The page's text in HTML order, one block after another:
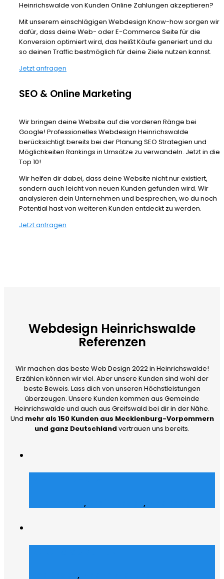
Heinrichswalde von Kunden Online Zahlungen akzeptieren?
Mit unserem einschlägigen Webdesign Know-how sorgen wir
dafür, dass deine Web- oder E-Commerce Seite für die
Konversion optimiert wird, das heißt Käufe generiert und du
so deinen Traffic bestmöglich für deine Ziele nutzen kannst.
Jetzt anfragen
SEO & Online Marketing
Wir bringen deine Website auf die vorderen Ränge bei
Google! Professionelles Webdesign Heinrichswalde
berücksichtigt bereits bei der Planung SEO Strategien und
Möglichkeiten Rankings in Umsätze zu verwandeln. Jetzt in die
Top 10!
Wir helfen dir dabei, dass deine Website nicht nur existiert,
sondern auch leicht von neuen Kunden gefunden wird. Wir
analysieren dein Unternehmen und besprechen, wo du noch
Potential hast von weiteren Kunden entdeckt zu werden.
Jetzt anfragen
Webdesign Heinrichswalde
Referenzen
Wir machen das beste Web Design 2022 in Heinrichswalde!
Erzählen können wir viel. Aber unsere Kunden sind wohl der
beste Beweis. Lass dich von unseren Höchstleistungen
überzeugen. Unsere Kunden kommen aus Gemeinde
Heinrichswalde und auch aus Greifswald bei dir in der Nähe.
Und mehr als 150 Kunden aus Mecklenburg-Vorpommern
und ganz Deutschland vertrauen uns bereits.
, ,
,